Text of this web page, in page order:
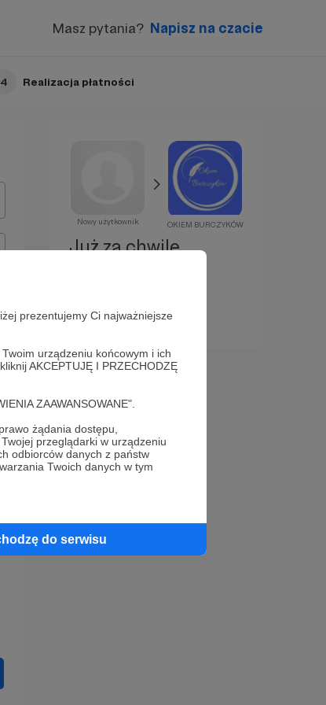
prezentujemy Ci najważniejsze
urządzeniu końcowym i ich
AKCEPTUJĘ I PRZECHODZĘ
ZAAWANSOWANE".
żądania dostępu,
przeglądarki w urządzeniu
odbiorców danych z państw
Twoich danych w tym
do serwisu
Masz pytania? Napisz na czacie
4 Realizacja płatności
Nowy użytkownik OKIEM BURCZYKÓW
Już za chwilę